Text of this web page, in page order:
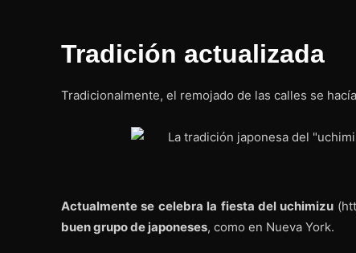
Tradición actualizada
Tradicionalmente, el remojado de las calles se
Actualmente se celebra la fiesta del uchimizu
buen grupo de japoneses, como en Nueva York.